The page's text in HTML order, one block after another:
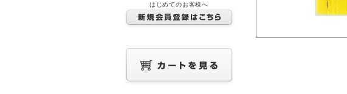
はじめてのお客様へ